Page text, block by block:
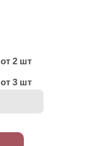
от 2 шт
от 3 шт